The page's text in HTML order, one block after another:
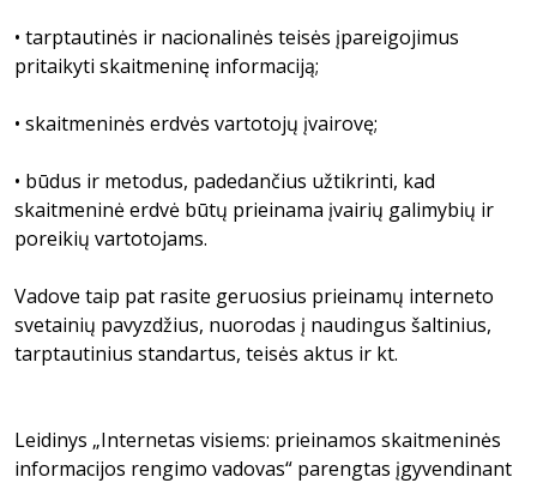
• tarptautinės ir nacionalinės teisės įpareigojimus
pritaikyti skaitmeninę informaciją;
• skaitmeninės erdvės vartotojų įvairovę;
• būdus ir metodus, padedančius užtikrinti, kad
skaitmeninė erdvė būtų prieinama įvairių galimybių ir
poreikių vartotojams.
Vadove taip pat rasite geruosius prieinamų interneto
svetainių pavyzdžius, nuorodas į naudingus šaltinius,
tarptautinius standartus, teisės aktus ir kt.
Leidinys „Internetas visiems: prieinamos skaitmeninės
informacijos rengimo vadovas“ parengtas įgyvendinant